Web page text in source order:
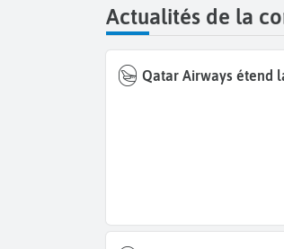
Actualités de la
Qatar Airways étend